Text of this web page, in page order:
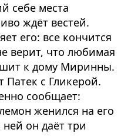
себе места
ждёт вестей.
его: все кончится
верит, что любимая
к дому Миринны.
Патек с Гликерой.
сообщает:
женился на его
он даёт три